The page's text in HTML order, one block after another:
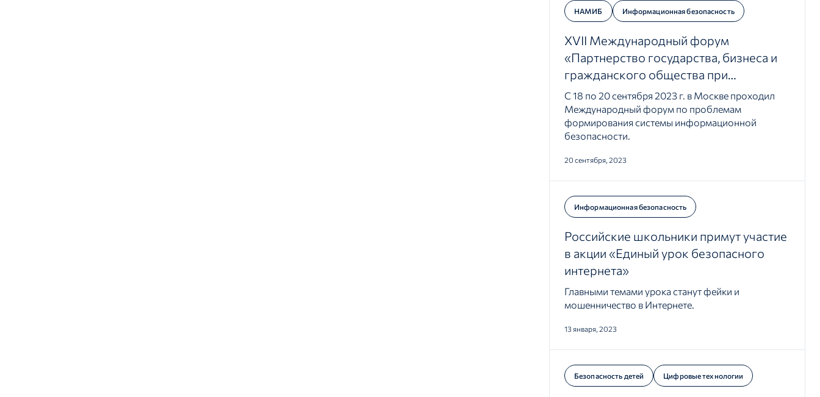
НАМИБ Информационная безопасность
XVII Международный форум
«Партнерство государства, бизнеса и
гражданского общества при
обеспечении международной
информационной безопасности»
С 18 по 20 сентября 2023 г. в Москве проходил
Международный форум по проблемам
формирования системы информационной
безопасности.
20 сентября, 2023
Информационная безопасность
Российские школьники примут участие
в акции «Единый урок безопасного
интернета»
Главными темами урока станут фейки и
мошенничество в Интернете.
13 января, 2023
Безопасность детей Цифровые технологии